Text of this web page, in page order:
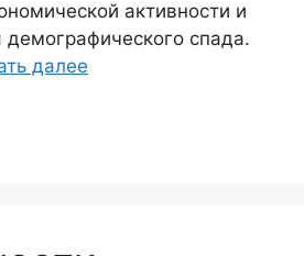
активности и
спада.
далее